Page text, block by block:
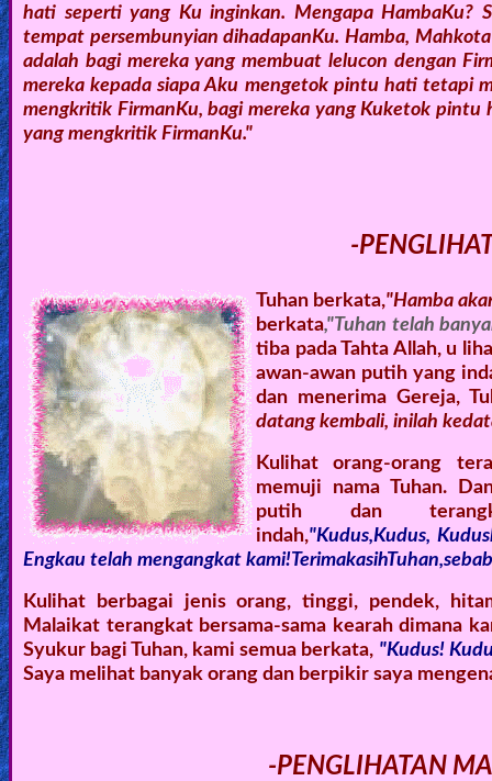
hati seperti yang Ku inginkan. Mengapa
tempat persembunyian dihadapanKu. Hamba,
adalah bagi mereka yang membuat lelucon dengan
mereka kepada siapa Aku mengetok pintu hati tetapi
mengkritik FirmanKu, bagi mereka yang Kuketok
yang mengkritik FirmanKu."
-
Tuhan berkata,"Hamba
berkata,"Tuhan telah
tiba pada Tahta Allah, u
awan-awan putih yang
dan menerima Gereja,
datang kembali, inilah
Kulihat orang-orang
memuji nama Tuhan.
putih dan
indah,"Kudus,Kudus,
Engkau telah mengangkat
Kulihat berbagai jenis orang, tinggi, pendek,
Malaikat terangkat bersama-sama kearah dimana
Syukur bagi Tuhan, kami semua berkata, "Kudus!
Saya melihat banyak orang dan berpikir saya
-PENGLIHATAN